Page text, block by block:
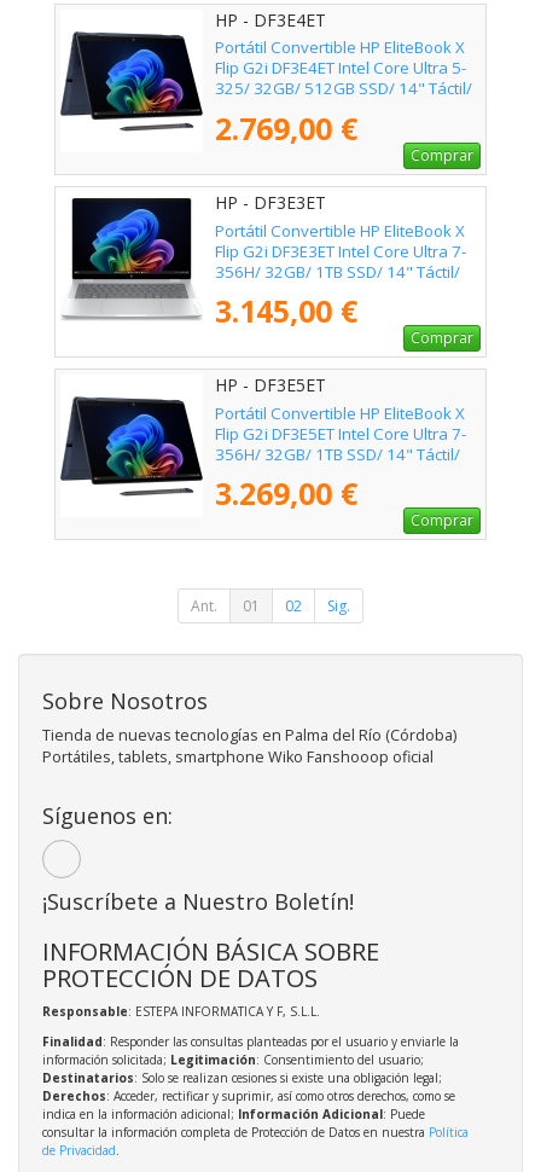
HP - DF3E4ET
Portátil Convertible HP EliteBook X
Flip G2i DF3E4ET Intel Core Ultra 5-
325/ 32GB/ 512GB SSD/ 14" Táctil/
2.769,00 €
Comprar
HP - DF3E3ET
Portátil Convertible HP EliteBook X
Flip G2i DF3E3ET Intel Core Ultra 7-
356H/ 32GB/ 1TB SSD/ 14" Táctil/
3.145,00 €
Comprar
HP - DF3E5ET
Portátil Convertible HP EliteBook X
Flip G2i DF3E5ET Intel Core Ultra 7-
356H/ 32GB/ 1TB SSD/ 14" Táctil/
3.269,00 €
Comprar
Ant. 01 02 Sig.
Sobre Nosotros
Tienda de nuevas tecnologías en Palma del Río (Córdoba)
Portátiles, tablets, smartphone Wiko Fanshooop oficial
Síguenos en:
¡Suscríbete a Nuestro Boletín!
INFORMACIÓN BÁSICA SOBRE
PROTECCIÓN DE DATOS
Responsable: ESTEPA INFORMATICA Y F, S.L.L.
Finalidad: Responder las consultas planteadas por el usuario y enviarle la
información solicitada; Legitimación: Consentimiento del usuario;
Destinatarios: Solo se realizan cesiones si existe una obligación legal;
Derechos: Acceder, rectificar y suprimir, así como otros derechos, como se
indica en la información adicional; Información Adicional: Puede
consultar la información completa de Protección de Datos en nuestra Política
de Privacidad.